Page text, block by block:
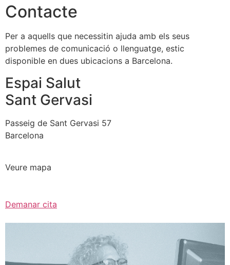
Contacte
Per a aquells que necessitin ajuda amb els seus
problemes de comunicació o llenguatge, estic
disponible en dues ubicacions a Barcelona.
Espai Salut
Sant Gervasi
Passeig de Sant Gervasi 57
Barcelona
Veure mapa
Demanar cita